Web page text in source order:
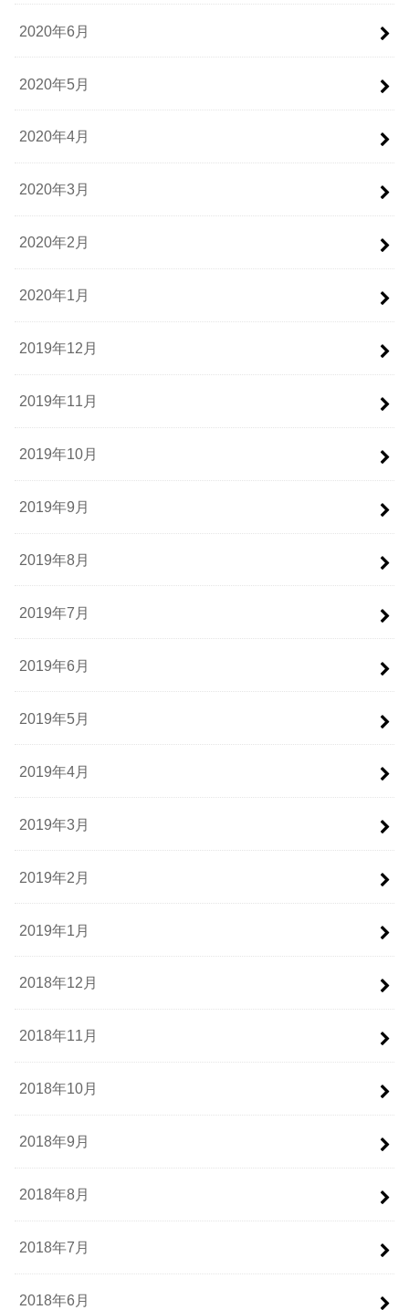
2020年6月
2020年5月
2020年4月
2020年3月
2020年2月
2020年1月
2019年12月
2019年11月
2019年10月
2019年9月
2019年8月
2019年7月
2019年6月
2019年5月
2019年4月
2019年3月
2019年2月
2019年1月
2018年12月
2018年11月
2018年10月
2018年9月
2018年8月
2018年7月
2018年6月